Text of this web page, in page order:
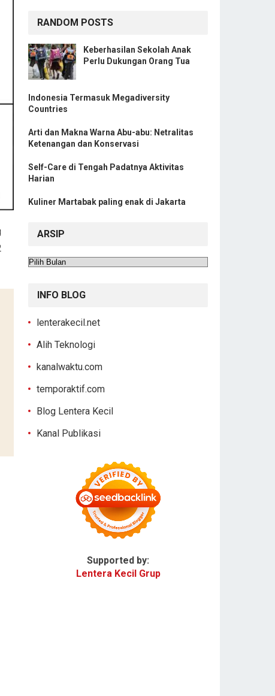
RANDOM POSTS
Keberhasilan Sekolah Anak
Perlu Dukungan Orang Tua
Indonesia Termasuk Megadiversity
Countries
Arti dan Makna Warna Abu-abu: Netralitas
Ketenangan dan Konservasi
Self-Care di Tengah Padatnya Aktivitas
Harian
Kuliner Martabak paling enak di Jakarta
ARSIP
Arsip
INFO BLOG
lenterakecil.net
Alih Teknologi
kanalwaktu.com
temporaktif.com
Blog Lentera Kecil
Kanal Publikasi
Supported by:
Lentera Kecil Grup